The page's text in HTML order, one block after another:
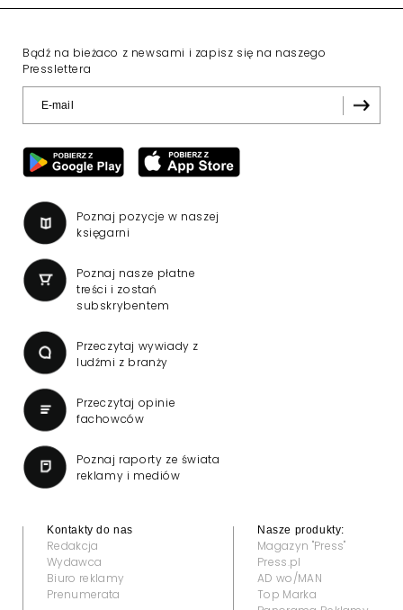
Bądź na bieżaco z newsami i zapisz się na naszego
Presslettera
Poznaj pozycje w naszej
księgarni
Poznaj nasze płatne
treści i zostań
subskrybentem
Przeczytaj wywiady z
ludźmi z branży
Przeczytaj opinie
fachowców
Poznaj raporty ze świata
reklamy i mediów
Kontakty do nas
Redakcja
Wydawca
Biuro reklamy
Prenumerata
Nasze produkty:
Magazyn "Press"
Press.pl
AD wo/MAN
Top Marka